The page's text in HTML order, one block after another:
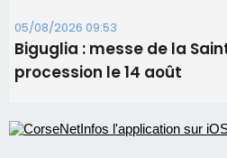
Satine Nomary est la nouvelle
Éclipse du 12 août : Où
profiter pleinement du
d'un spectacle qui ne